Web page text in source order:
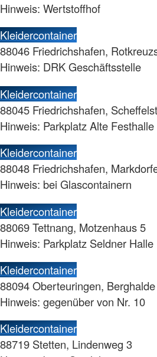
Hinweis: Wertstoffhof
Kleidercontainer
88046 Friedrichshafen,
Hinweis: DRK Geschäftsstelle
Kleidercontainer
88045 Friedrichshafen,
Hinweis: Parkplatz Alte Festhalle
Kleidercontainer
88048 Friedrichshafen,
Hinweis: bei Glascontainern
Kleidercontainer
88069 Tettnang, Motzenhaus 5
Hinweis: Parkplatz Seldner Halle
Kleidercontainer
88094 Oberteuringen,
Hinweis: gegenüber von Nr. 10
Kleidercontainer
88719 Stetten, Lindenweg 3